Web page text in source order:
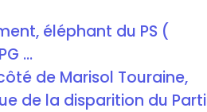
éléphant du PS (
…
de Marisol Touraine,
de la disparition du Parti